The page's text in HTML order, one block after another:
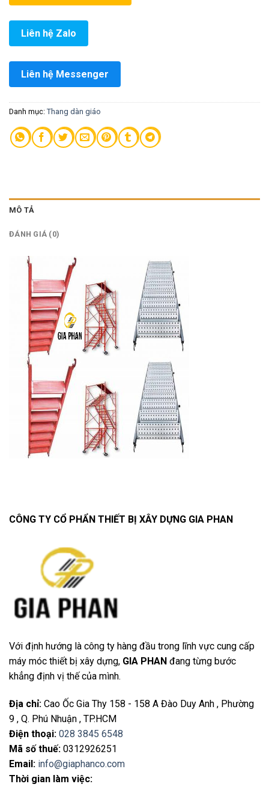
Liên hệ Zalo
Liên hệ Messenger
Danh mục: Thang dàn giáo
MÔ TẢ
ĐÁNH GIÁ (0)
CÔNG TY CỔ PHẨN THIẾT BỊ XÂY DỰNG GIA PHAN
Với định hướng là công ty hàng đầu trong lĩnh vực cung cấp
máy móc thiết bị xây dựng, GIA PHAN đang từng bước
khẳng định vị thế của mình.
Địa chỉ: Cao Ốc Gia Thy 158 - 158 A Đào Duy Anh , Phường
9 , Q. Phú Nhuận , TP.HCM
Điện thoại: 028 3845 6548
Mã số thuế: 0312926251
Email: info@giaphanco.com
Thời gian làm việc: